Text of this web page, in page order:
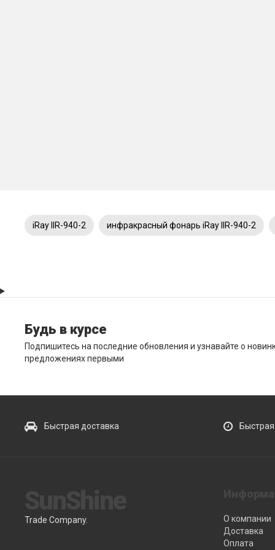
iRay IIR-940-2 инфракрасный фонарь iRay IIR-940-2
Будь в курсе
Подпишитесь на последние обновления и узнавайте о
предложениях первыми
Быстрая доставка
Trade Company.
О компании
Доставка
Оплата